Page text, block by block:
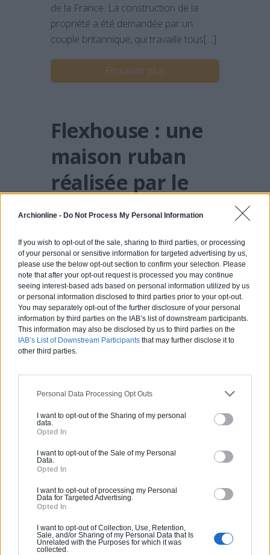
Archionline - Do Not Process My Personal Information
If you wish to opt-out of the sale, sharing to third parties, or processing
of your personal or sensitive information for targeted advertising by us,
please use the below opt-out section to confirm your selection. Please
note that after your opt-out request is processed you may continue
seeing interest-based ads based on personal information utilized by us
or personal information disclosed to third parties prior to your opt-out.
You may separately opt-out of the further disclosure of your personal
information by third parties on the IAB’s list of downstream participants.
This information may also be disclosed by us to third parties on the
IAB’s List of Downstream Participants that may further disclose it to
other third parties.
Personal Data Processing Opt Outs
I want to opt-out of the Sharing of my personal
data.
Opted In
I want to opt-out of the Sale of my Personal
Data.
Opted In
I want to opt-out of processing my Personal
Data for Targeted Advertising.
Opted In
I want to opt-out of Collection, Use, Retention,
Sale, and/or Sharing of my Personal Data that Is
Unrelated with the Purposes for which it was
collected.
de la France. La construction de la
propriété a été demandée par un
couple britannique, qui travaille tous[…]
En savoir plus
Flexhouse : une
maison ruban
réalisée par le
studio Evolution
Design
Flexhouse est une maison au design
futuriste réalisée en Suisse par le
studio d’architecture Evolution Design
La Flexhouse est une habitation au
de la maison. Nous devons cette
création hors normes au studio
d’architecture suisse Evolution Design.
Déployée sur quatre étages plus le
cette[…]
En savoir plus